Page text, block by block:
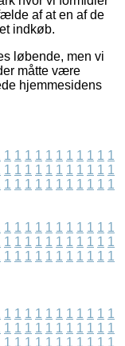
af at en af de
indkøb.
løbende, men vi
måtte være
hjemmesidens
1 1 1 1 1 1 1 1 1 1 1
1 1 1 1 1 1 1 1 1 1 1
1 1 1 1 1 1 1 1 1 1 1
1 1 1 1 1 1 1 1 1 1 1
1 1 1 1 1 1 1 1 1 1 1
1 1 1 1 1 1 1 1 1 1 1
1 1 1 1 1 1 1 1 1 1 1
1 1 1 1 1 1 1 1 1 1 1
1 1 1 1 1 1 1 1 1 1 1